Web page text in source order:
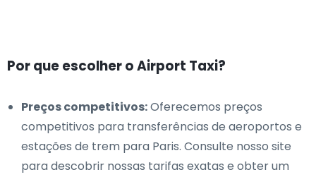
Por que escolher o Airport Taxi?
Preços competitivos:Oferecemos preços
competitivos para transferências de aeroportos e
estações de trem para Paris. Consulte nosso site
para descobrir nossas tarifas exatas e obter um